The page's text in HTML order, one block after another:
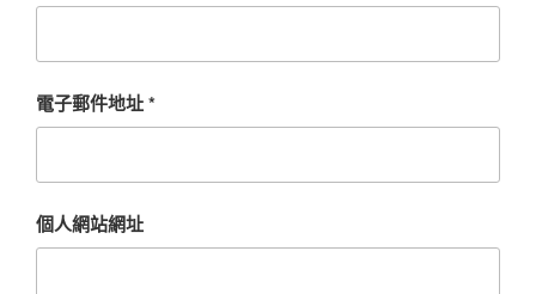
電子郵件地址*
個人網站網址